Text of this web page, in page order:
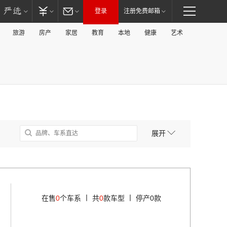
登录 注册免费邮箱
旅游 房产 家居 教育 本地 健康 艺术
展开
在售0个车系 共0款车型 停产0款